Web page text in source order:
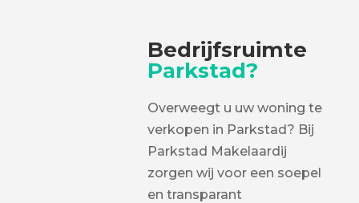
Bedrijfsruimte
Parkstad?
Overweegt u uw woning te
verkopen in Parkstad? Bij
Parkstad Makelaardij
zorgen wij voor een soepel
en transparant